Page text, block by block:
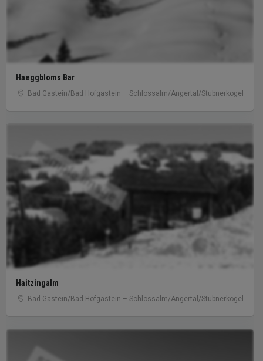
Haeggbloms Bar
Bad Gastein/​Bad Hofgastein – Schlossalm/​Angertal/​Stubnerkogel
sample image
Haitzingalm
Bad Gastein/​Bad Hofgastein – Schlossalm/​Angertal/​Stubnerkogel